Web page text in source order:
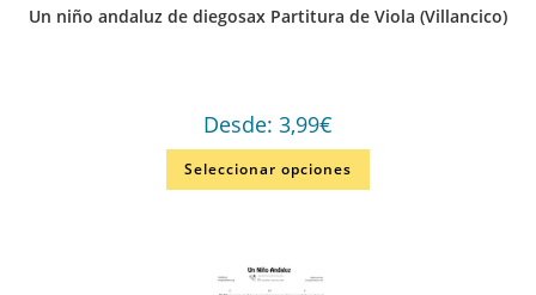
Un niño andaluz de diegosax Partitura de Viola (Villancico)
Desde: 3,99€
Seleccionar opciones